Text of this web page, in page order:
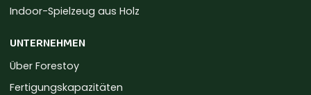
Indoor-Spielzeug aus Holz
UNTERNEHMEN
Über Forestoy
Fertigungskapazitäten